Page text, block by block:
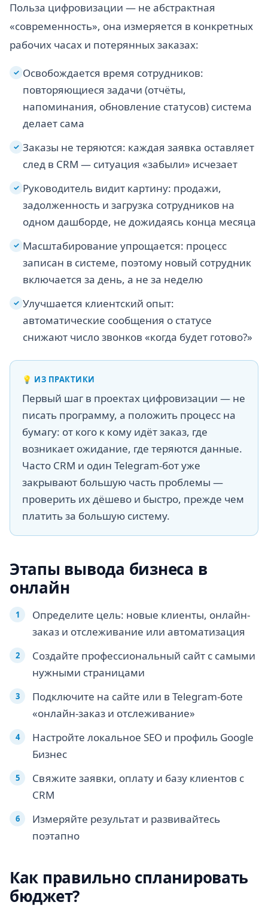
Польза цифровизации — не абстрактная
«современность», она измеряется в конкретных
рабочих часах и потерянных заказах:
✓ Освобождается время сотрудников:
повторяющиеся задачи (отчёты,
напоминания, обновление статусов) система
делает сама
✓ Заказы не теряются: каждая заявка оставляет
след в CRM — ситуация «забыли» исчезает
✓ Руководитель видит картину: продажи,
задолженность и загрузка сотрудников на
одном дашборде, не дожидаясь конца месяца
✓ Масштабирование упрощается: процесс
записан в системе, поэтому новый сотрудник
включается за день, а не за неделю
✓ Улучшается клиентский опыт:
автоматические сообщения о статусе
снижают число звонков «когда будет готово?»
💡 ИЗ ПРАКТИКИ
Первый шаг в проектах цифровизации — не
писать программу, а положить процесс на
бумагу: от кого к кому идёт заказ, где
возникает ожидание, где теряются данные.
Часто CRM и один Telegram-бот уже
закрывают большую часть проблемы —
проверить их дёшево и быстро, прежде чем
платить за большую систему.
Этапы вывода бизнеса в
онлайн
Определите цель: новые клиенты, онлайн-
заказ и отслеживание или автоматизация
Создайте профессиональный сайт с самыми
нужными страницами
Подключите на сайте или в Telegram-боте
«онлайн-заказ и отслеживание»
Настройте локальное SEO и профиль Google
Бизнес
Свяжите заявки, оплату и базу клиентов с
CRM
Измеряйте результат и развивайтесь
поэтапно
Как правильно спланировать
бюджет?